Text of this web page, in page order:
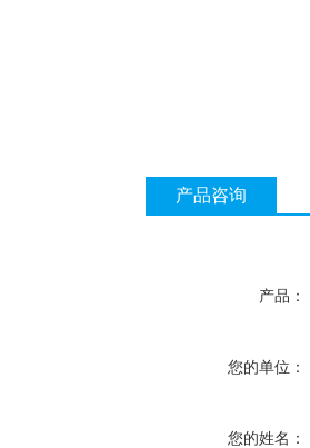
产品咨询
产品：
您的单位：
您的姓名：